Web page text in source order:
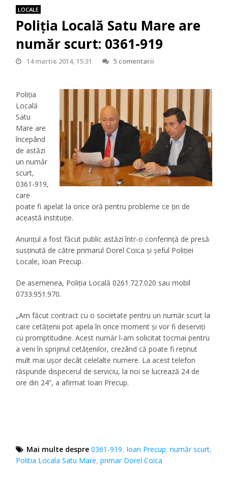
LOCALE
Poliția Locală Satu Mare are
număr scurt: 0361-919
14 martie 2014, 15:31 5 comentarii
Poliția
Locală
Satu
Mare are
începând
de astăzi
un număr
scurt,
0361-919,
care
poate fi apelat la orice oră pentru probleme ce ţin de
această instituţie.
Anunţul a fost făcut public astăzi într-o conferinţă de presă
susţinută de către primarul Dorel Coica şi şeful Poliţiei
Locale, Ioan Precup.
De asemenea, Poliţia Locală 0261.727.020 sau mobil
0733.951.970.
„Am făcut contract cu o societate pentru un număr scurt la
care cetăţenii pot apela în orice moment şi vor fi deserviţi
cu promptitudine. Acest număr l-am solicitat tocmai pentru
a veni în sprijinul cetăţenilor, crezând că poate fi reţinut
mult mai uşor decât celelalte numere. La acest telefon
răspunde dispecerul de serviciu, la noi se lucrează 24 de
ore din 24”, a afirmat Ioan Precup.
Mai multe despre 0361-919, Ioan Precup,număr scurt,
Politia Locala Satu Mare,primar Dorel Coica